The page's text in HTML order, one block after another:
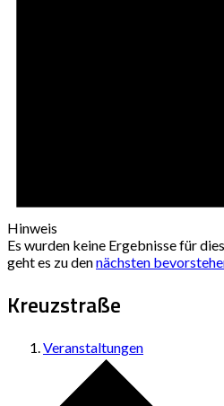
Hinweis
Es wurden keine Ergebnisse für
geht es zu dennächsten
Kreuzstraße
Veranstaltungen